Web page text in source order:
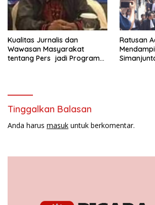
Kualitas Jurnalis dan
Wawasan Masyarakat
tentang Pers jadi Program
Ratusan
Tinggalkan Balasan
Anda harus masuk untuk berkomentar.